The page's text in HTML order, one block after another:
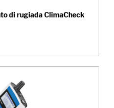
di rugiada ClimaCheck